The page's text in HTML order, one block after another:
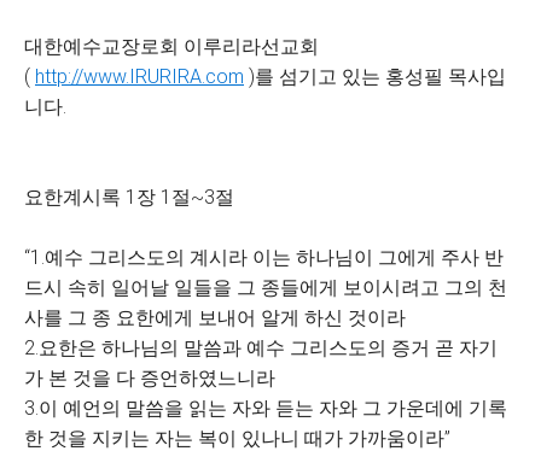
대한예수교장로회 이루리라선교회
( http://www.IRURIRA.com )를 섬기고 있는 홍성필 목사입
니다.
요한계시록 1장 1절~3절
“1.예수 그리스도의 계시라 이는 하나님이 그에게 주사 반
드시 속히 일어날 일들을 그 종들에게 보이시려고 그의 천
사를 그 종 요한에게 보내어 알게 하신 것이라
2.요한은 하나님의 말씀과 예수 그리스도의 증거 곧 자기
가 본 것을 다 증언하였느니라
3.이 예언의 말씀을 읽는 자와 듣는 자와 그 가운데에 기록
한 것을 지키는 자는 복이 있나니 때가 가까움이라”